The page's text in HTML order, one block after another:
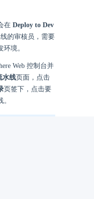
在 Deploy to Dev
的审核员，需要
境。
Web 控制台并
水线页面，点击
页签下，点击要